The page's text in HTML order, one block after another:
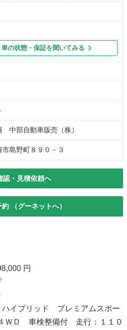
車の状態・保証を聞いてみる
中部自動車販売（株）
市島野町８９０－３
認・見積依頼へ
（グーネットへ）
円
イブリッド プレミアムスポー
Ｄ 車検整備付 走行：１１０